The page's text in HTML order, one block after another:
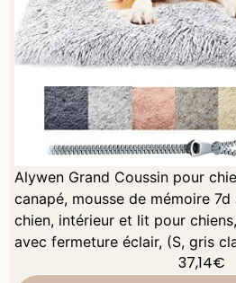
Alywen Grand Coussin pour
canapé, mousse de mémoire
chien, intérieur et lit pour
avec fermeture éclair, (S, gris
37,14€